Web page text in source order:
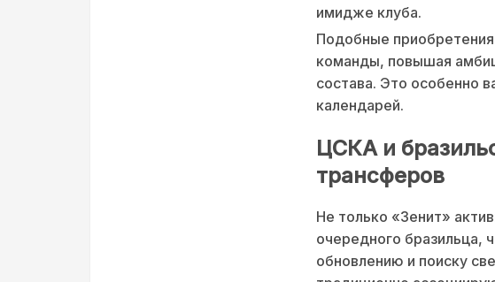
имидже клуба.
Подобные
команды, повышая
состава. Это особенно
календарей.
ЦСКА и
трансферов
Не только «Зенит»
очередного бразильца,
обновлению и поиску